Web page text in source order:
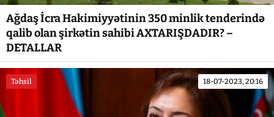
Ağdaş İcra Hakimiyyətinin 350 minlik tenderində
qalib olan şirkətin sahibi AXTARIŞDADIR? –
DETALLAR
Təhsil 18-07-2023, 20:16